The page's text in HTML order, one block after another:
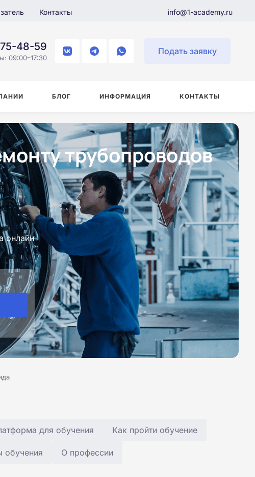
Контакты info@1-academy.ru
48-59
09:00–17:30
Подать заявку
БЛОГ ИНФОРМАЦИЯ КОНТАКТЫ
трубопроводов
онлайн
для обучения Как пройти обучение
О профессии